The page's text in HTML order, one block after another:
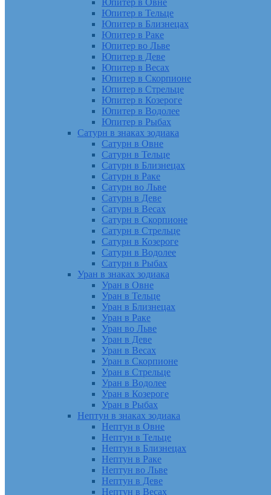
Юпитер в Овне
Юпитер в Тельце
Юпитер в Близнецах
Юпитер в Раке
Юпитер во Льве
Юпитер в Деве
Юпитер в Весах
Юпитер в Скорпионе
Юпитер в Стрельце
Юпитер в Козероге
Юпитер в Водолее
Юпитер в Рыбах
Сатурн в знаках зодиака
Сатурн в Овне
Сатурн в Тельце
Сатурн в Близнецах
Сатурн в Раке
Сатурн во Льве
Сатурн в Деве
Сатурн в Весах
Сатурн в Скорпионе
Сатурн в Стрельце
Сатурн в Козероге
Сатурн в Водолее
Сатурн в Рыбах
Уран в знаках зодиака
Уран в Овне
Уран в Тельце
Уран в Близнецах
Уран в Раке
Уран во Льве
Уран в Деве
Уран в Весах
Уран в Скорпионе
Уран в Стрельце
Уран в Водолее
Уран в Козероге
Уран в Рыбах
Нептун в знаках зодиака
Нептун в Овне
Нептун в Тельце
Нептун в Близнецах
Нептун в Раке
Нептун во Льве
Нептун в Деве
Нептун в Весах